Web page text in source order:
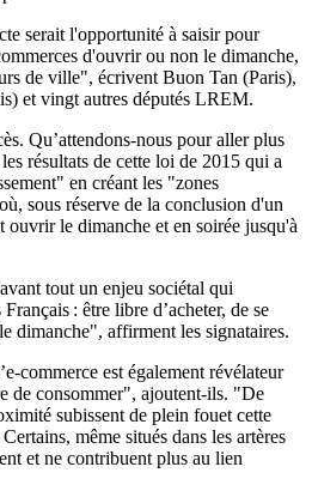
serait l'opportunité à saisir pour
d'ouvrir ou non le dimanche,
de ville", écrivent Buon Tan (Paris),
et vingt autres députés LREM.
Qu’attendons-nous pour aller plus
résultats de cette loi de 2015 qui a
en créant les "zones
sous réserve de la conclusion d'un
ouvrir le dimanche et en soirée jusqu'à
tout un enjeu sociétal qui
: être libre d’acheter, de se
dimanche", affirment les signataires.
commerce est également révélateur
de consommer", ajoutent-ils. "De
subissent de plein fouet cette
même situés dans les artères
et ne contribuent plus au lien